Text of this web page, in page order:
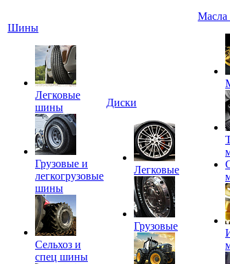
Шины
Легковые
шины
Грузовые и
легкогрузовые
шины
Сельхоз и
спец шины
Диски
Легковые
Грузовые
Масла